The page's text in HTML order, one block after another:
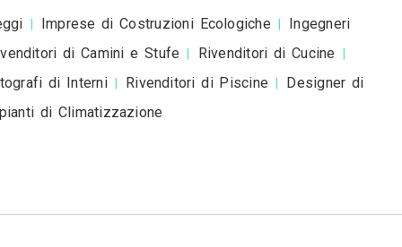
è una richiesta di preventivo e non è un